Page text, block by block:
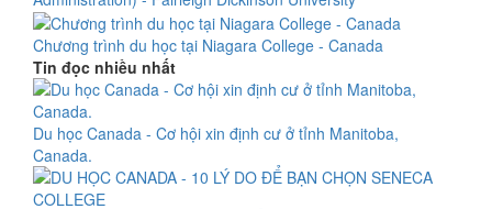
Chương trình du học tại Niagara College - Canada
Tin đọc nhiều nhất
Du học Canada - Cơ hội xin định cư ở tỉnh Manitoba,
Canada.